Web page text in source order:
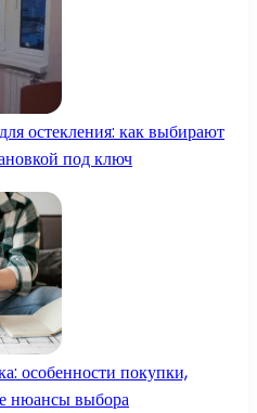
остекления: как выбирают
под ключ
особенности покупки,
нюансы выбора